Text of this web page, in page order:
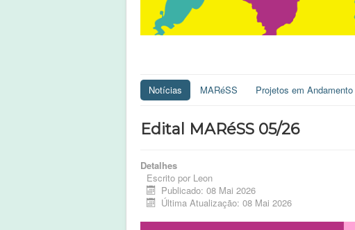
Notícias MARéSS Projetos em Andamento
Edital MARéSS 05/26
Detalhes
Escrito por Leon
Publicado: 08 Mai 2026
Última Atualização: 08 Mai 2026